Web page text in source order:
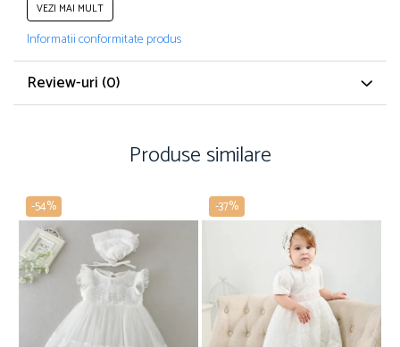
* Rochita se poate completa cu:
boneta +79 ron
bentiță +45 ron
botoșei +89 ron
chiloței +65 ron ---- scrieți vă rugăm în comentarii tot ce doriți extra
VEZI MAI MULT
Informatii conformitate produs
Review-uri (0)
Produse similare
-54% -37%